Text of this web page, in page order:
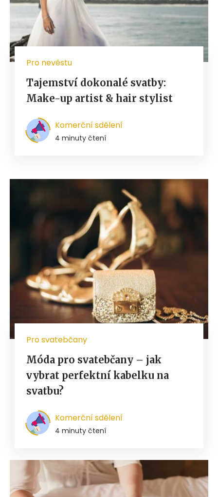
Pro nevěstu
Tajemství dokonalé svatby:
Make-up artist & hair stylist
Komerční sdělení
4 minuty čtení
Pro svatebčany
Móda pro svatebčany – jak
vybrat perfektní kabelku na
svatbu?
Komerční sdělení
4 minuty čtení